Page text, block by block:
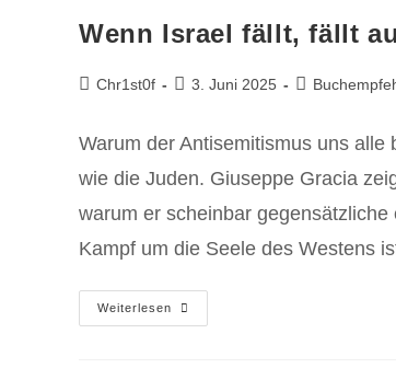
Wenn Israel fällt, fällt
Chr1st0f 3. Juni 2025
Warum der Antisemitismus uns
wie die Juden. Giuseppe Gracia
warum er scheinbar
Kampf um die Seele des Westens
Weiterlesen